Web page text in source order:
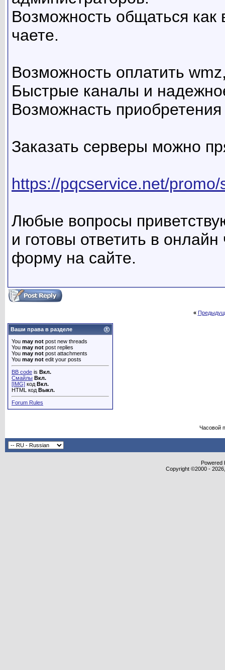
Возможность общаться как
чаете.
Возможность оплатить
Быстрые каналы и
Возможнасть
Заказать серверы можно
https://pqcservice.net/
Любые вопросы
и готовы ответить в
форму на сайте.
«
Ваши права в разделе
You may not post new threads
You may not post replies
You may not post attachments
You may not edit your posts
BB code is Вкл.
Смайлы Вкл.
[IMG] код Вкл.
HTML код Выкл.
Forum Rules
Часовой
Powered
Copyright ©2000 -